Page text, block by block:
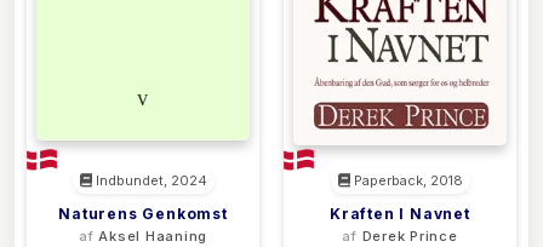
Indbundet, 2024
Naturens Genkomst
afAksel Haaning
Paperback, 2018
Kraften I Navnet
af Derek Prince